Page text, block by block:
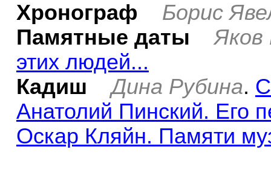
Хронограф
Борис
Памятные даты
этих людей...
Кадиш
Дина Рубина.
Анатолий Пинский. Его
Оскар Кляйн. Памяти